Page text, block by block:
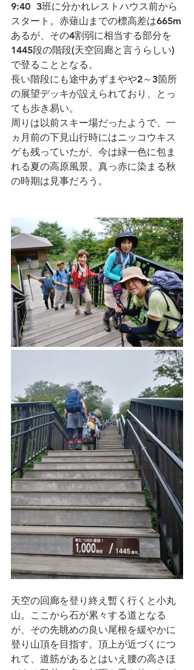
9:40  3班に分かれレストハウス前から
スタート。赤薙山までの標高差は665m
あるが、その4割弱に相当する部分を
1445段の階段(天空回廊と言うらしい)
で登ることとなる。
長い階段にも途中あずまやや2～3箇所
の展望デッキが設えられており、とっ
ても歩き易い。
周りは以前スキー場だったようで、一
ヵ月前の下見山行時にはニッコウキス
ゲも残っていたが、今は緑一色に包ま
れる夏の高原風景。真っ赤に染まる秋
の時期は見事だろう。
天空の回廊を登り終え暫く行くと小丸
山。ここから石が累々する道となる
が、その先眺めの良い尾根を緩やかに
登り山頂を目指す。頂上が近づくにつ
れて、道筋があるとはいえ腰の高さほ